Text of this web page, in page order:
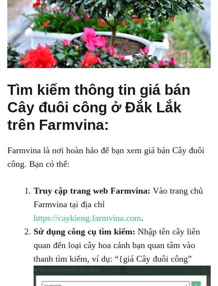
Tìm kiếm thông tin giá bán
Cây đuôi công ở Đắk Lắk
trên Farmvina:
Farmvina là nơi hoàn hảo để bạn xem giá bán Cây đuôi
công. Bạn có thể:
Truy cập trang web Farmvina: Vào trang chủ
Farmvina tại địa chỉ
https://caykieng.farmvina.com.
Sử dụng công cụ tìm kiếm: Nhập tên cây liên
quan đến loại cây hoa cảnh bạn quan tâm vào
thanh tìm kiếm, ví dụ: “{giá Cây đuôi công”